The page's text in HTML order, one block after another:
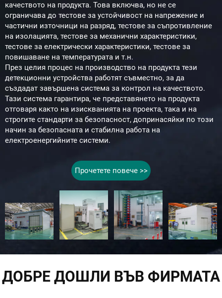
качеството на продукта. Това включва, но не се
ограничава до тестове за устойчивост на напрежение и
частични източници на разряд, тестове за съпротивление
на изолацията, тестове за механични характеристики,
тестове за електрически характеристики, тестове за
повишаване на температурата и т.н.
През целия процес на производство на продукта тези
детекционни устройства работят съвместно, за да
създадат завършена система за контрол на качеството.
Тази система гарантира, че представянето на продукта
отговаря както на изискванията на проекта, така и на
строгите стандарти за безопасност, допринасяйки по този
начин за безопасната и стабилна работа на
електроенергийните системи.
Прочетете повече >>
ДОБРЕ ДОШЛИ ВЪВ ФИРМАТА